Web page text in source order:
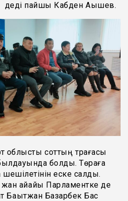
деді пайшы Кабден Ақышев.
соттың тқрағасы
болды. Төраға
еске салды.
айқайы Парламентке де
Бақытжан Базарбек Бас